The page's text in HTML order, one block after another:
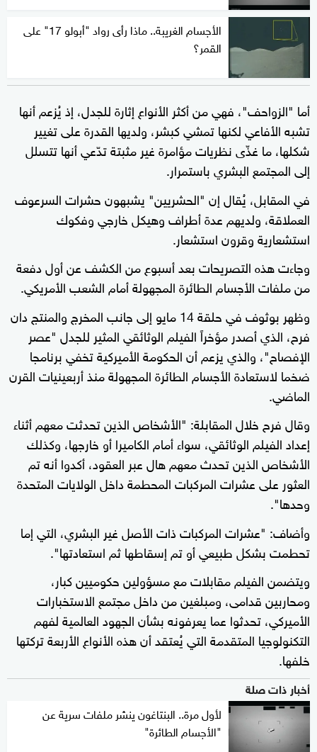
الأجسام الغريبة.. ماذا رأى رواد "أبولو 17" على
القمر؟
أما "الزواحف"، فهي من أكثر الأنواع إثارة للجدل، إذ يُزعم أنها
تشبه الأفاعي لكنها تمشي كبشر، ولديها القدرة على تغيير
شكلها، ما غذّى نظريات مؤامرة غير مثبتة تدّعي أنها تتسلل
إلى المجتمع البشري باستمرار.
في المقابل، يُقال إن "الحشريين" يشبهون حشرات السرعوف
العملاقة، ولديهم عدة أطراف وهيكل خارجي وفكوك
استشعارية وقرون استشعار.
وجاءت هذه التصريحات بعد أسبوع من الكشف عن أول دفعة
من ملفات الأجسام الطائرة المجهولة أمام الشعب الأمريكي.
وظهر بوثوف في حلقة 14 مايو إلى جانب المخرج والمنتج دان
فرح، الذي أصدر مؤخراً الفيلم الوثائقي المثير للجدل "عصر
الإفصاح"، والذي يزعم أن الحكومة الأميركية تخفي برنامجا
ضخما لاستعادة الأجسام الطائرة المجهولة منذ أربعينيات القرن
الماضي.
وقال فرح خلال المقابلة: "الأشخاص الذين تحدثت معهم أثناء
إعداد الفيلم الوثائقي، سواء أمام الكاميرا أو خارجها، وكذلك
الأشخاص الذين تحدث معهم هال عبر العقود، أكدوا أنه تم
العثور على عشرات المركبات المحطمة داخل الولايات المتحدة
وحدها".
وأضاف: "عشرات المركبات ذات الأصل غير البشري، التي إما
تحطمت بشكل طبيعي أو تم إسقاطها ثم استعادتها".
ويتضمن الفيلم مقابلات مع مسؤولين حكوميين كبار،
ومحاربين قدامى، ومبلغين من داخل مجتمع الاستخبارات
الأميركي، تحدثوا عما يعرفونه بشأن الجهود العالمية لفهم
التكنولوجيا المتقدمة التي يُعتقد أن هذه الأنواع الأربعة تركتها
خلفها.
أخبار ذات صلة
لأول مرة.. البنتاغون ينشر ملفات سرية عن
"الأجسام الطائرة"